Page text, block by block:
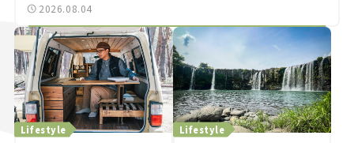
2026.08.04
Lifestyle Lifestyle